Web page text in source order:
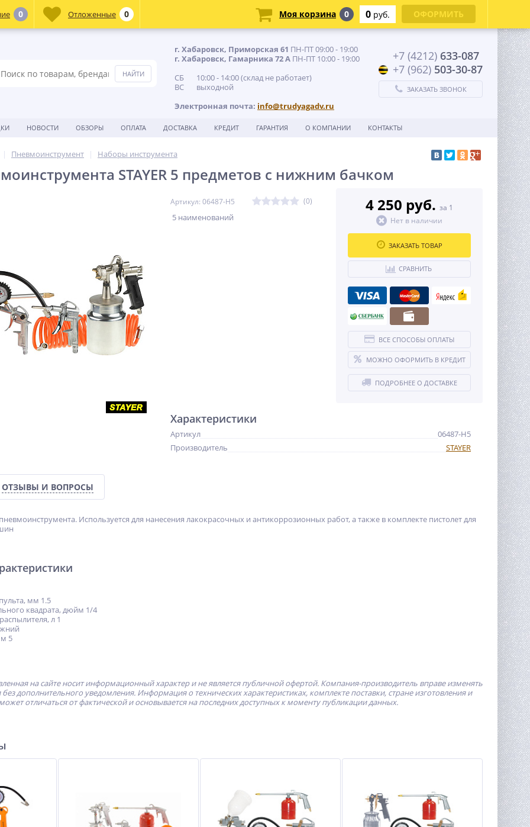
г. Хабаровск, Приморская 61 ПН-ПТ 09:00 - 19:00
г. Хабаровск, Гамарника 72 А ПН-ПТ 10:00 - 19:00
СБ 10:00 - 14:00 (склад не работает)
ВС выходной
Электронная почта: info@trudyagadv.ru
+7 (4212) 633-087
+7 (962) 503-30-87
ЗАКАЗАТЬ ЗВОНОК
НОВОСТИ ОБЗОРЫ ОПЛАТА ДОСТАВКА КРЕДИТ ГАРАНТИЯ О КОМПАНИИ КОНТАКТЫ
Пневмоинструмент Наборы инструмента
STAYER 5 предметов с нижним бачком
Артикул: 06487-H5 (0)
5 наименований
4 250 руб. за 1
Нет в наличии
ЗАКАЗАТЬ ТОВАР
СРАВНИТЬ
ВСЕ СПОСОБЫ ОПЛАТЫ
МОЖНО ОФОРМИТЬ В КРЕДИТ
ПОДРОБНЕЕ О ДОСТАВКЕ
Характеристики
Артикул
06487-H5
Производитель
STAYER
ОТЗЫВЫ И ВОПРОСЫ
Используется для нанесения лакокрасочных и антикоррозионных работ, а также в комплекте пистолет для
мм 1.5
квадрата, дюйм 1/4
л 1
5
на сайте носит информационный характер и не является публичной офертой. Компания-производитель вправе изменять
дополнительного уведомления. Информация о технических характеристиках, комплекте поставки, стране изготовления и
отличаться от фактической и основывается на последних доступных к моменту публикации данных.
0 Отложенные 0 Моя корзина 0 0 руб. ОФОРМИТЬ